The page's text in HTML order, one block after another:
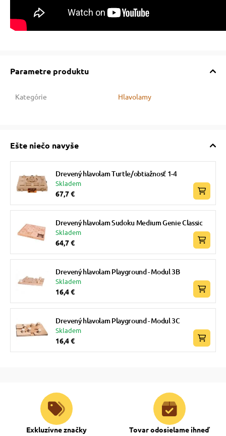
Parametre produktu
Kategórie Hlavolamy
Ešte niečo navyše
Drevený hlavolam Turtle/obtiažnosť 1-4
Skladem
67,7 €
Drevený hlavolam Sudoku Medium Genie Classic
Skladem
64,7 €
Drevený hlavolam Playground - Modul 3B
Skladem
16,4 €
Drevený hlavolam Playground - Modul 3C
Skladem
16,4 €
Exkluzívne značky Tovar odosielame ihneď